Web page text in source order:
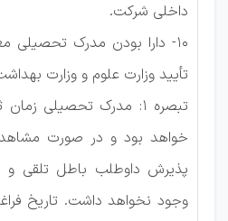
داخلی شرکت.
10- دارا بودن مدرک تحصیلی
تأیید وزارت علوم و وزارت
تبصره 1: مدرک تحصیلی
خواهد بود و در صورت
پذیرش داوطلب باطل تلقی
وجود نخواهد داشت. تاریخ